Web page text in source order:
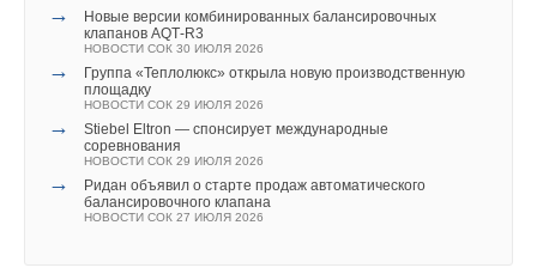
→
Новые версии комбинированных балансировочных
клапанов AQT‑R3
НОВОСТИ СОК 30 ИЮЛЯ 2026
→
Группа «Теплолюкс» открыла новую производственную
площадку
НОВОСТИ СОК 29 ИЮЛЯ 2026
→
Stiebel Eltron — спонсирует международные
соревнования
НОВОСТИ СОК 29 ИЮЛЯ 2026
→
Ридан объявил о старте продаж автоматического
балансировочного клапана
НОВОСТИ СОК 27 ИЮЛЯ 2026
Комментарии
В этой теме еще нет комментариев
Добавить комментарий
ИСТОЧНИК:HIPEXTRADE.RU
Читайте по теме:
→
Запорные клапаны Ридан для систем холодоснабжения
одобрены сертификатом РМРС
→
Новые версии комбинированных балансировочных
клапанов AQT‑R3